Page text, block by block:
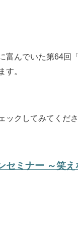
富んでいた第64回
す。
ックしてみてくださ
セミナー ～笑